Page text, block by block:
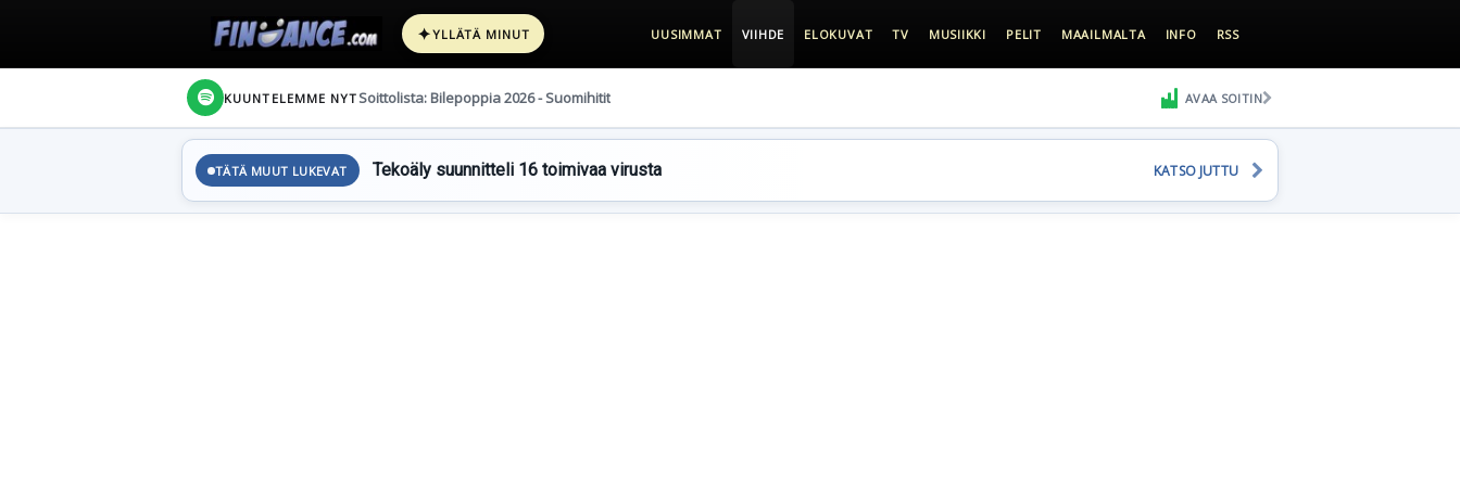
✦YLLÄTÄ MINUT UUSIMMAT VIIHDE ELOKUVAT TV MUSIIKKI PELIT MAAILMALTA INFO RSS
KUUNTELEMME NYT Soittolista: Bilepoppia 2026 - Suomihitit AVAA SOITIN
TÄTÄ MUUT LUKEVAT Tekoäly suunnitteli 16 toimivaa virusta KATSO JUTTU